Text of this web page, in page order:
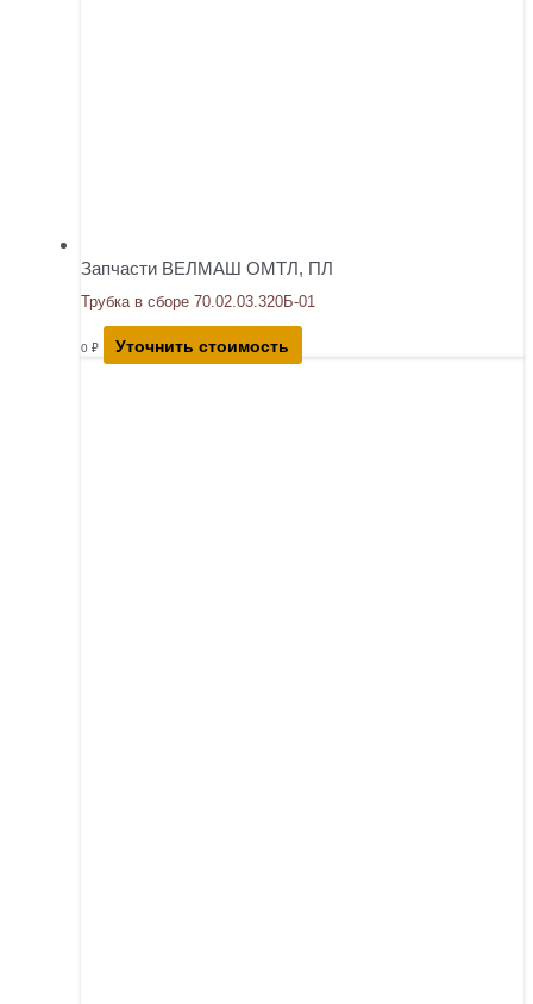
Запчасти ВЕЛМАШ ОМТЛ, ПЛ
Трубка в сборе 70.02.03.320Б-01
0 ₽ Уточнить стоимость